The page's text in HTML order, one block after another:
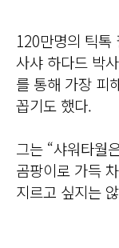
120만명의 틱톡
사샤 하다드 박
를 통해 가장 피
꼽기도 했다.
그는 “샤워타월
곰팡이로 가득
지르고 싶지는